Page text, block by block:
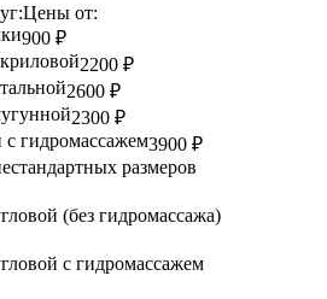
Цены от:
900 ₽
2200 ₽
2600 ₽
2300 ₽
с гидромассажем3900 ₽
размеров
(без гидромассажа)
с гидромассажем